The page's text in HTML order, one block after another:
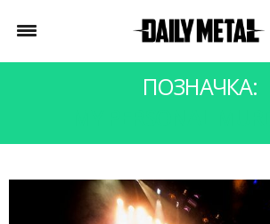
ПОЗНАЧКА: